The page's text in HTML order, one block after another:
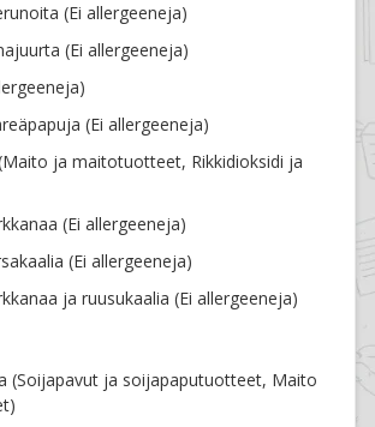
(Ei allergeeneja)
(Ei allergeeneja)
(Ei allergeeneja)
ja maitotuotteet, Rikkidioksidi ja
(Ei allergeeneja)
(Ei allergeeneja)
ja ruusukaalia (Ei allergeeneja)
(Soijapavut ja soijapaputuotteet, Maito